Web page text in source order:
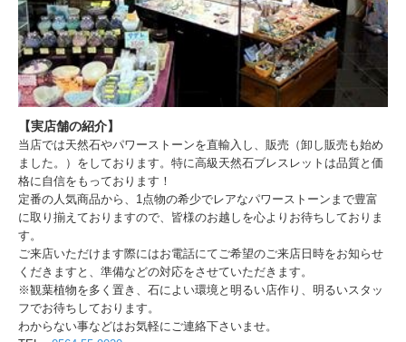
【実店舗の紹介】
当店では天然石やパワーストーンを直輸入し、販売（卸し販売も始め
ました。）をしております。特に高級天然石ブレスレットは品質と価
格に自信をもっております！
定番の人気商品から、1点物の希少でレアなパワーストーンまで豊富
に取り揃えておりますので、皆様のお越しを心よりお待ちしておりま
す。
ご来店いただけます際にはお電話にてご希望のご来店日時をお知らせ
くだきますと、準備などの対応をさせていただきます。
※観葉植物を多く置き、石によい環境と明るい店作り、明るいスタッ
フでお待ちしております。
わからない事などはお気軽にご連絡下さいませ。